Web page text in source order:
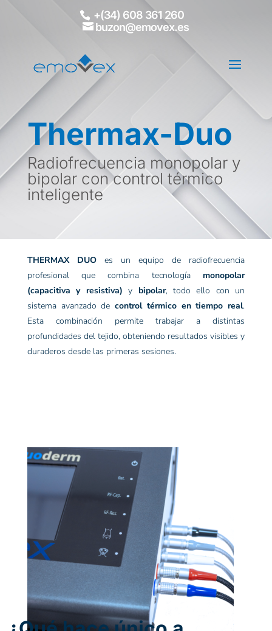
+(34) 608 361 260
buzon@emovex.es
Thermax-Duo
Radiofrecuencia monopolar y
bipolar con control térmico
inteligente
THERMAX DUOes un equipo de radiofrecuencia
profesional que combina tecnología monopolar
(capacitiva y resistiva) y bipolar, todo ello con un
sistema avanzado decontrol térmico en tiempo real.
Esta combinación permite trabajar a distintas
profundidades del tejido, obteniendo resultados visibles y
duraderos desde las primeras sesiones.